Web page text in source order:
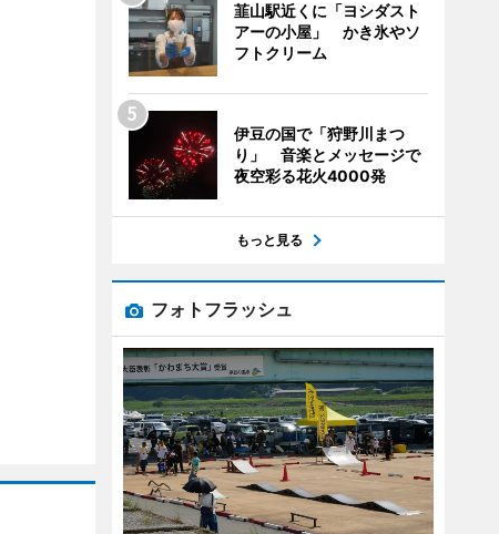
韮山駅近くに「ヨシダスト
アーの小屋」 かき氷やソ
フトクリーム
伊豆の国で「狩野川まつ
り」 音楽とメッセージで
夜空彩る花火4000発
もっと見る
フォトフラッシュ